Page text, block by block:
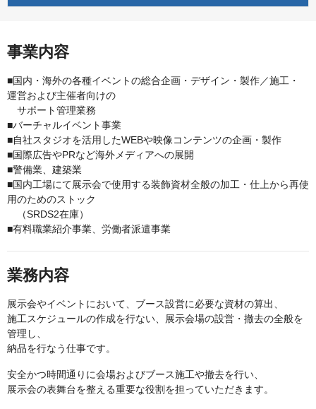
事業内容
■国内・海外の各種イベントの総合企画・デザイン・製作／施工・
運営および主催者向けの
サポート管理業務
■バーチャルイベント事業
■自社スタジオを活用したWEBや映像コンテンツの企画・製作
■国際広告やPRなど海外メディアへの展開
■警備業、建築業
■国内工場にて展示会で使用する装飾資材全般の加工・仕上から再使
用のためのストック
（SRDS2在庫）
■有料職業紹介事業、労働者派遣事業
業務内容
展示会やイベントにおいて、ブース設営に必要な資材の算出、
施工スケジュールの作成を行ない、展示会場の設営・撤去の全般を
管理し、
納品を行なう仕事です。
安全かつ時間通りに会場およびブース施工や撤去を行い、
展示会の表舞台を整える重要な役割を担っていただきます。